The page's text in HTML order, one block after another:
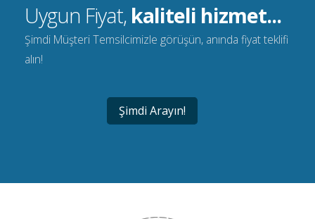
Uygun Fiyat, kaliteli hizmet...
Şimdi Müşteri Temsilcimizle görüşün, anında fiyat teklifi
alın!
Şimdi Arayın!